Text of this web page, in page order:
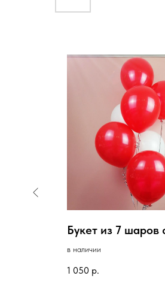
Букет из 7 шаров
в наличии
1 050 р.